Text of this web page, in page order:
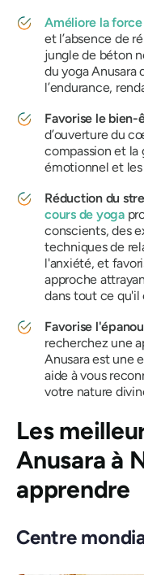
Améliore la force
et l’absence de
jungle de béton
du yoga Anusara
l’endurance,
Favorise le
d’ouverture du
compassion et la
émotionnel et les
Réduction du
cours de yoga
conscients, des
techniques de
l'anxiété, et
approche
dans tout ce qu'il
Favorise
recherchez une
Anusara est une
aide à vous
votre nature
Les
Anusara à
apprendre
Centre